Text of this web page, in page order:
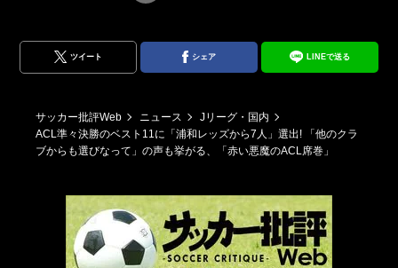
ツイート シェア LINEで送る
サッカー批評Web ニュース
Jリーグ・国内
ACL準々決勝のベスト11に「浦和レッズから7人」選出! 「他のクラ
ブからも選びなって」の声も挙がる、「赤い悪魔のACL席巻」